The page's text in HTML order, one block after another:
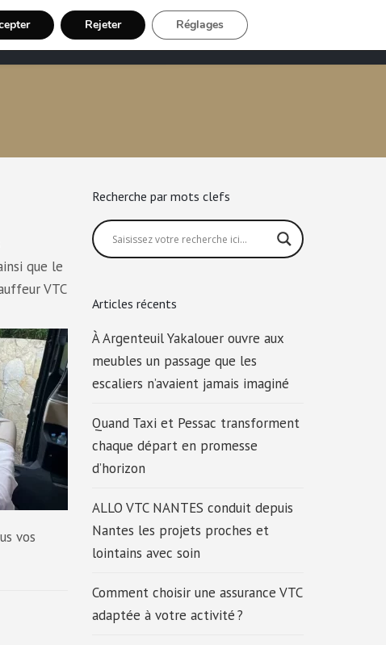
Chauffeur VTC Inscription Chauffeur
que le
VTC
vos
Recherche par mots clefs
Articles récents
À Argenteuil Yakalouer ouvre aux
meubles un passage que les
escaliers n’avaient jamais imaginé
Quand Taxi et Pessac transforment
chaque départ en promesse
d’horizon
ALLO VTC NANTES conduit depuis
Nantes les projets proches et
lointains avec soin
Comment choisir une assurance VTC
adaptée à votre activité ?
Rejeter Réglages